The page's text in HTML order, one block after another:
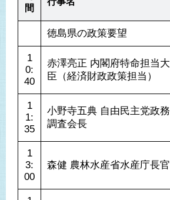
間
徳島県の政策要望
1
0:
40
赤澤亮正 内閣府特命担当大
臣（経済財政政策担当）
1
1:
35
小野寺五典 自由民主党政務
調査会長
1
3:
00
森健 農林水産省水産庁長官